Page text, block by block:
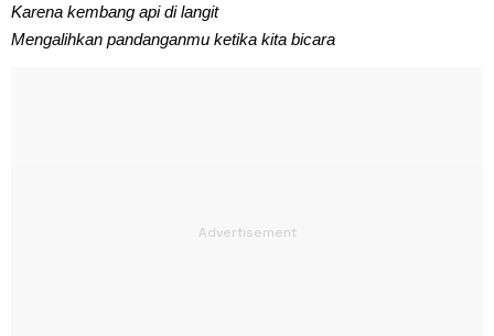
Karena kembang api di langit
Mengalihkan pandanganmu ketika kita bicara